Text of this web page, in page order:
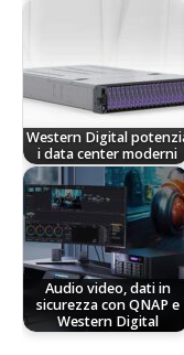
Western Digital
i data center moderni
Audio video, dati in
sicurezza con QNAP e
Western Digital